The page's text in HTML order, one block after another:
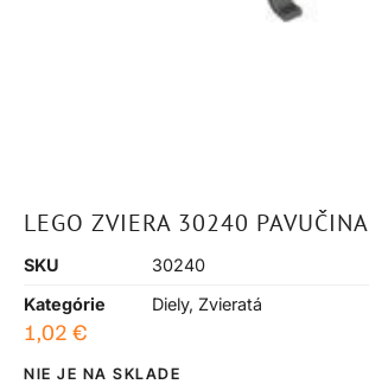
LEGO ZVIERA 30240 PAVUČINA
SKU
30240
Kategórie
Diely, Zvieratá
1,02 €
NIE JE NA SKLADE